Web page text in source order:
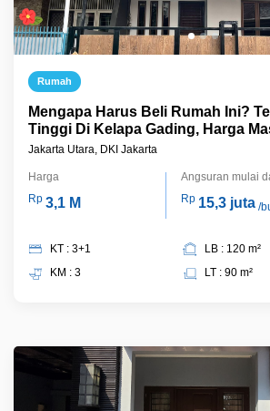
Rumah
Mengapa Harus Beli Rumah Ini?
Tinggi Di Kelapa Gading, Harga
Semi Furnished
Jakarta Utara, DKI Jakarta
Harga
Rp 3,1 M
Angsuran mulai
Rp 15,3 juta/
KT : 3+1
KM : 3
LB : 120 m²
LT : 90 m²